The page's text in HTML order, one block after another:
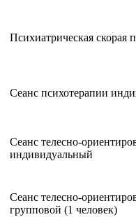
Психиатрическая скорая
Сеанс психотерапии
Сеанс телесно-
индивидуальный
Сеанс телесно-
групповой (1 человек)